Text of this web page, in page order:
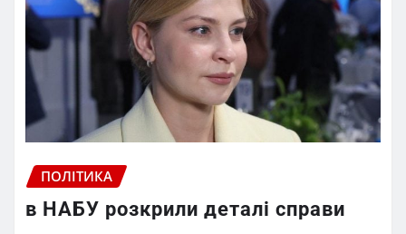
ПОЛІТИКА
в НАБУ розкрили деталі справи